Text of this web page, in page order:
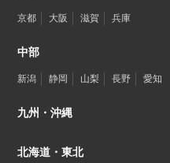
京都 大阪 滋賀 兵庫
中部
新潟 静岡 山梨 長野 愛知
九州・沖縄
北海道・東北